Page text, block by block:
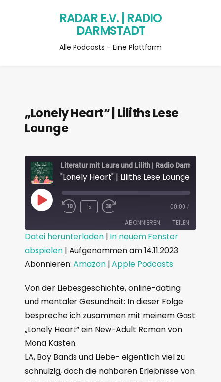
RADAR E.V. | RADIO
DARMSTADT
Alle Podcasts – Eine Plattform
„Lonely Heart“ | Liliths Lese
Lounge
Literatur mit Laura und Lilith | Radio Darmstadt
"Lonely Heart" | Liliths Lese Lounge
1x 00:00 /
ABONNIEREN TEILEN
Amazon Apple Podcasts
RSS FEED
TEILEN
EMBED
Datei herunterladen | In neuem Fenster
abspielen | Aufgenommen am 14.11.2023
Abonnieren: Amazon | Apple Podcasts
Von der Liebesgeschichte, online-dating
und mentaler Gesundheit: In dieser Folge
bespreche ich zusammen mit meinem Gast
„Lonely Heart“ ein New-Adult Roman von
Mona Kasten.
LA, Boy Bands und Liebe- eigentlich viel zu
schnulzig, doch die nahbaren Erlebnisse von